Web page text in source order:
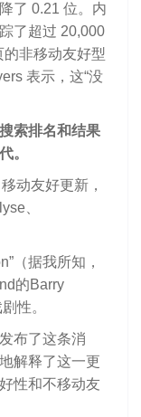
了 0.21 位。内
了超过 20,000
非移动友好型
表示，这“没
索排名和结果
。
动友好更新，
、
（据我所知，
的Barry
性。
布了这条消
解释了这一更
性和不移动友